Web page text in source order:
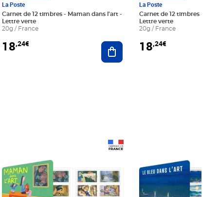
au panier
La Poste
Carnet de 12 timbres - Maman dans l'art -
Lettre verte
20g / France
18,24€ Ajouter au panier
La Poste
Carnet de 12 timbres - Le
Lettre verte
20g / France
18,24€